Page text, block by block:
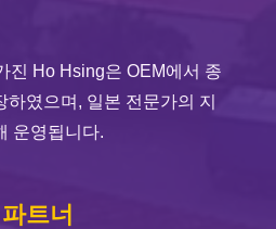
진 Ho Hsing은 OEM에서 종
였으며, 일본 전문가의 지
운영됩니다.
트너